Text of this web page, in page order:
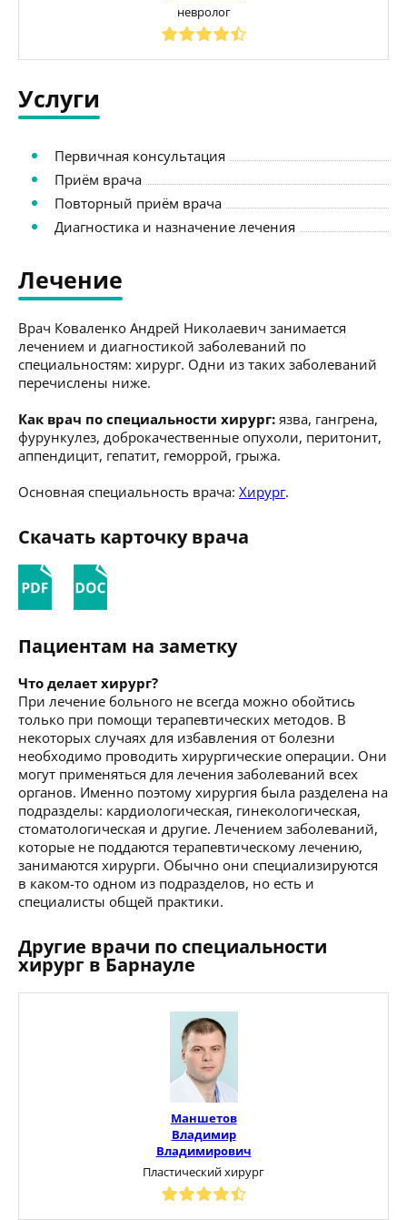
невролог
Услуги
Первичная консультация
Приём врача
Повторный приём врача
Диагностика и назначение лечения
Лечение
Врач Коваленко Андрей Николаевич занимается
лечением и диагностикой заболеваний по
специальностям: хирург. Одни из таких заболеваний
перечислены ниже.
Как врач по специальности хирург: язва, гангрена,
фурункулез, доброкачественные опухоли, перитонит,
аппендицит, гепатит, геморрой, грыжа.
Основная специальность врача: Хирург.
Скачать карточку врача
Пациентам на заметку
Что делает хирург?
При лечение больного не всегда можно обойтись
только при помощи терапевтических методов. В
некоторых случаях для избавления от болезни
необходимо проводить хирургические операции. Они
могут применяться для лечения заболеваний всех
органов. Именно поэтому хирургия была разделена на
подразделы: кардиологическая, гинекологическая,
стоматологическая и другие. Лечением заболеваний,
которые не поддаются терапевтическому лечению,
занимаются хирурги. Обычно они специализируются
в каком-то одном из подразделов, но есть и
специалисты общей практики.
Другие врачи по специальности
хирург в Барнауле
Маншетов
Владимир
Владимирович
Пластический хирург